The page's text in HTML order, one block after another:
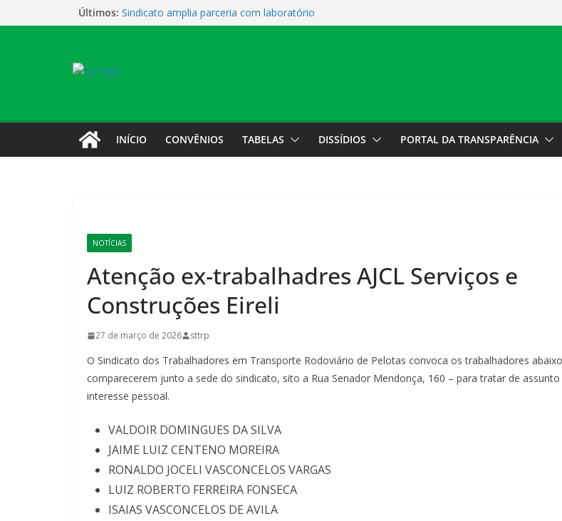
Últimos: Sindicato amplia parceria com laboratório
Sindicato homenageia a categoria pelo Dia do Motorista
INÍCIO
CONVÊNIOS TABELAS DISSÍDIOS PORTAL DA TRANSPARÊNCIA
NOTÍCIAS
Atenção ex-trabalhadres AJCL Serviços e
Construções Eireli
27 de março de 2026 sttrp
O Sindicato dos Trabalhadores em Transporte Rodoviário de Pelotas convoca os trabalhadores
comparecerem junto a sede do sindicato, sito a Rua Senador Mendonça, 160 – para tratar de assunto
interesse pessoal.
VALDOIR DOMINGUES DA SILVA
JAIME LUIZ CENTENO MOREIRA
RONALDO JOCELI VASCONCELOS VARGAS
LUIZ ROBERTO FERREIRA FONSECA
ISAIAS VASCONCELOS DE AVILA